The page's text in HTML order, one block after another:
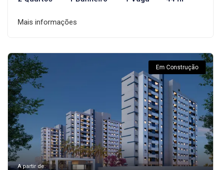
Mais informações
Em Construção
A partir de: